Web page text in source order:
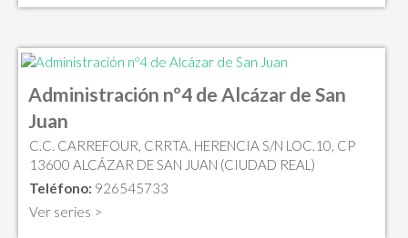
Administración nº4 de Alcázar de San
Juan
C.C. CARREFOUR, CRRTA. HERENCIA S/N LOC.10, CP
13600 ALCÁZAR DE SAN JUAN (CIUDAD REAL)
Teléfono: 926545733
Ver series >